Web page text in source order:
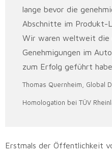
lange bevor die
Abschnitte im Produkt-
Wir waren weltweit die
Genehmigungen im
zum Erfolg geführt
Thomas Quernheim, Global
Homologation bei TÜV
Erstmals der Öffentlichkeit